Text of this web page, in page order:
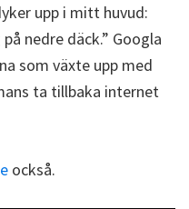
upp i mitt huvud:
nedre däck.” Googla
som växte upp med
ta tillbaka internet
också.